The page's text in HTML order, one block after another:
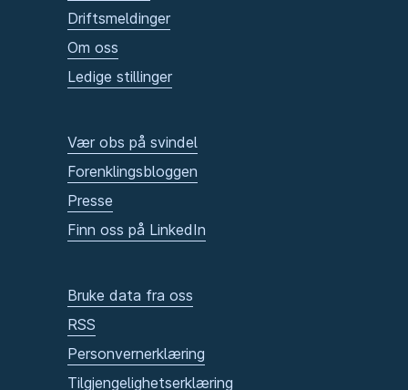
Driftsmeldinger
Om oss
Ledige stillinger
Vær obs på svindel
Forenklingsbloggen
Presse
Finn oss på LinkedIn
Bruke data fra oss
RSS
Personvernerklæring
Tilgjengelighetserklæring